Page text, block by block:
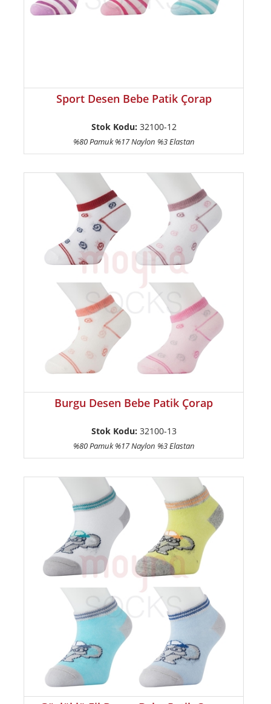
Sport Desen Bebe Patik Çorap
Stok Kodu: 32100-12
%80 Pamuk %17 Naylon %3 Elastan
Burgu Desen Bebe Patik Çorap
Stok Kodu: 32100-13
%80 Pamuk %17 Naylon %3 Elastan